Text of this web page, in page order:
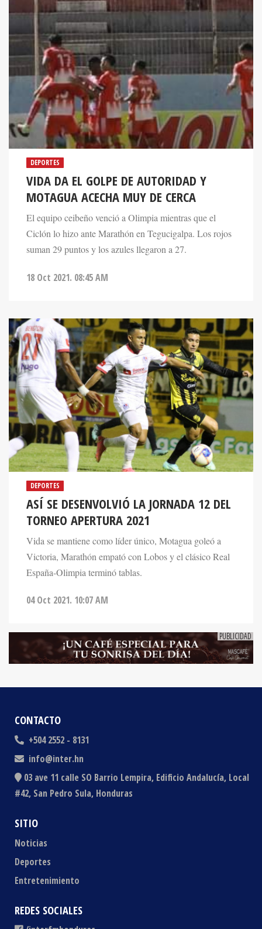
DEPORTES
VIDA DA EL GOLPE DE AUTORIDAD Y
MOTAGUA ACECHA MUY DE CERCA
El equipo ceibeño venció a Olimpia mientras que el
Ciclón lo hizo ante Marathón en Tegucigalpa. Los rojos
suman 29 puntos y los azules llegaron a 27.
DEPORTES
ASÍ SE DESENVOLVIÓ LA JORNADA 12 DEL
TORNEO APERTURA 2021
Vida se mantiene como líder único, Motagua goleó a
Victoria, Marathón empató con Lobos y el clásico Real
España-Olimpia terminó tablas.
CONTACTO
+504 2552 - 8131
info@inter.hn
03 ave 11 calle SO Barrio Lempira, Edificio Andalucía, Local
#42, San Pedro Sula, Honduras
SITIO
Noticias
Deportes
Entretenimiento
REDES SOCIALES